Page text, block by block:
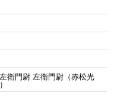
衛門尉 左衛門尉（赤松光